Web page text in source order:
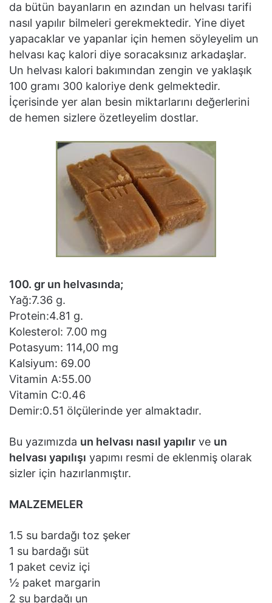
da bütün bayanların en azından un helvası tarifi
nasıl yapılır bilmeleri gerekmektedir. Yine diyet
yapacaklar ve yapanlar için hemen söyleyelim un
helvası kaç kalori diye soracaksınız arkadaşlar.
Un helvası kalori bakımından zengin ve yaklaşık
100 gramı 300 kaloriye denk gelmektedir.
İçerisinde yer alan besin miktarlarını değerlerini
de hemen sizlere özetleyelim dostlar.
100. gr un helvasında;
Yağ:7.36 g.
Protein:4.81 g.
Kolesterol: 7.00 mg
Potasyum: 114,00 mg
Kalsiyum: 69.00
Vitamin A:55.00
Vitamin C:0.46
Demir:0.51 ölçülerinde yer almaktadır.
Bu yazımızda un helvası nasıl yapılır ve un
helvası yapılışı yapımı resmi de eklenmiş olarak
sizler için hazırlanmıştır.
MALZEMELER
1.5 su bardağı toz şeker
1 su bardağı süt
1 paket ceviz içi
½ paket margarin
2 su bardağı un